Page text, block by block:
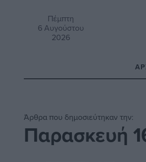
Πέμπτη
6 Αυγούστου
2026
Άρθρα που δημοσιεύτηκαν την:
Παρασκευή